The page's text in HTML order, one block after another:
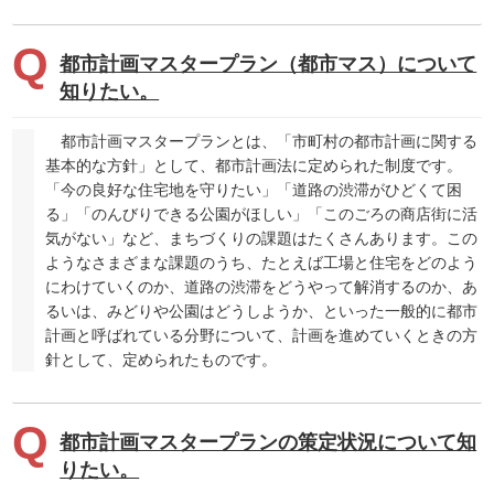
都市計画マスタープラン（都市マス）について
知りたい。
都市計画マスタープランとは、「市町村の都市計画に関する
基本的な方針」として、都市計画法に定められた制度です。
「今の良好な住宅地を守りたい」「道路の渋滞がひどくて困
る」「のんびりできる公園がほしい」「このごろの商店街に活
気がない」など、まちづくりの課題はたくさんあります。この
ようなさまざまな課題のうち、たとえば工場と住宅をどのよう
にわけていくのか、道路の渋滞をどうやって解消するのか、あ
るいは、みどりや公園はどうしようか、といった一般的に都市
計画と呼ばれている分野について、計画を進めていくときの方
針として、定められたものです。
都市計画マスタープランの策定状況について知
りたい。